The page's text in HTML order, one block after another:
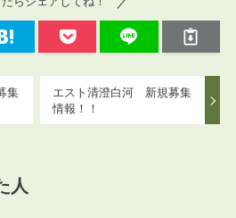
集
エスト清澄白河 新規募集
情報！！
人